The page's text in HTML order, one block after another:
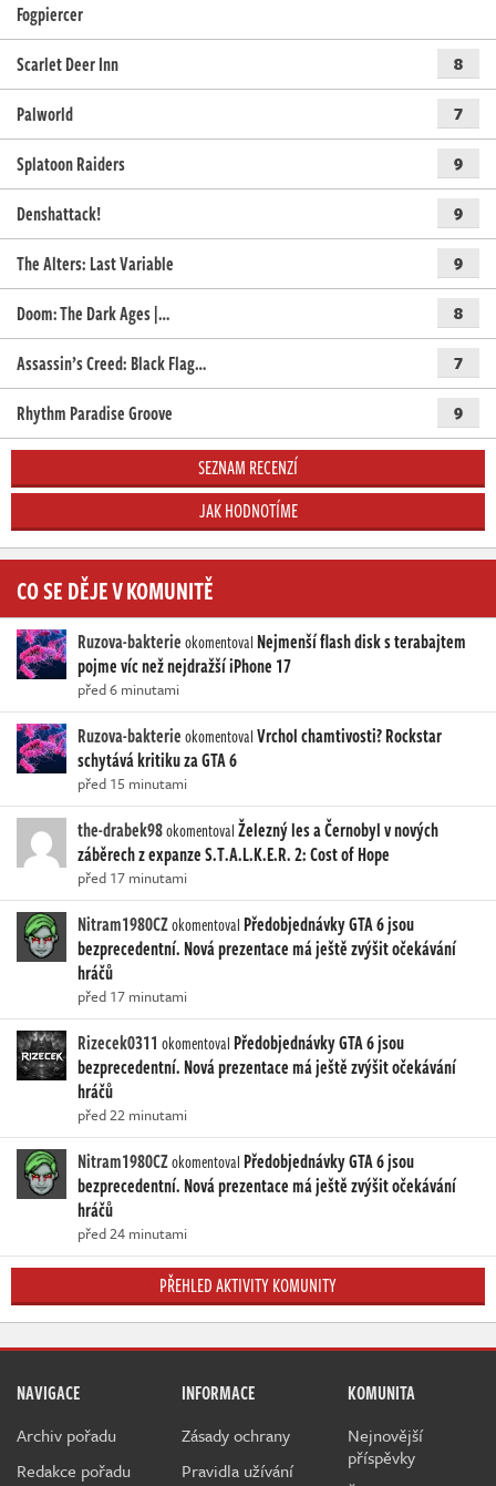
Fogpiercer
Scarlet Deer Inn
8
Palworld 7
Splatoon Raiders 9
Denshattack! 9
The Alters: Last Variable 9
Doom: The Dark Ages |… 8
Assassin’s Creed: Black Flag… 7
Rhythm Paradise Groove 9
SEZNAM RECENZÍ
JAK HODNOTÍME
CO SE DĚJE V KOMUNITĚ
Ruzova-bakterieokomentoval Nejmenší flash disk s terabajtem
pojme víc než nejdražší iPhone 17
před 6 minutami
Ruzova-bakterieokomentovalVrchol chamtivosti? Rockstar
schytává kritiku za GTA 6
před 15 minutami
the-drabek98okomentovalŽelezný les a Černobyl v nových
záběrech z expanze S.T.A.L.K.E.R. 2: Cost of Hope
před 17 minutami
Nitram1980CZokomentoval Předobjednávky GTA 6 jsou
bezprecedentní. Nová prezentace má ještě zvýšit očekávání
hráčů
před 17 minutami
Rizecek0311 okomentoval Předobjednávky GTA 6 jsou
bezprecedentní. Nová prezentace má ještě zvýšit očekávání
hráčů
před 22 minutami
Nitram1980CZokomentoval Předobjednávky GTA 6 jsou
bezprecedentní. Nová prezentace má ještě zvýšit očekávání
hráčů
před 24 minutami
PŘEHLED AKTIVITY KOMUNITY
NAVIGACE
Archiv pořadu
Redakce pořadu
INFORMACE
Zásady ochrany
Pravidla užívání
KOMUNITA
Nejnovější
příspěvky